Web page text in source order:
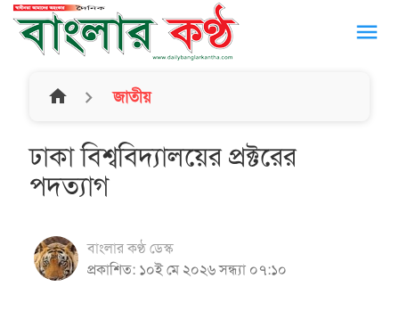
menu
home জাতীয়
ঢাকা বিশ্ববিদ্যালয়ের প্রক্টরের
পদত্যাগ
বাংলার কণ্ঠ ডেস্ক
প্রকাশিত: ১০ই মে ২০২৬ সন্ধ্যা ০৭:১০